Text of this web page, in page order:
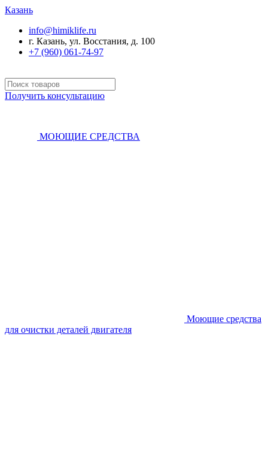
Казань
info@himiklife.ru
г. Казань, ул. Восстания, д. 100
+7 (960) 061-74-97
Получить консультацию
МОЮЩИЕ СРЕДСТВА
Моющие средства
для очистки деталей двигателя